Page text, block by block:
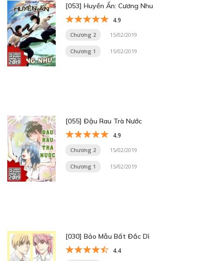
[053] Huyền Ấn: Cương Nhu
4.9
Chương 2 15/02/2019
Chương 1 15/02/2019
[055] Đậu Rau Trà Nước
4.9
Chương 2 15/02/2019
Chương 1 15/02/2019
[030] Bảo Mẫu Bất Đắc Dĩ
4.4